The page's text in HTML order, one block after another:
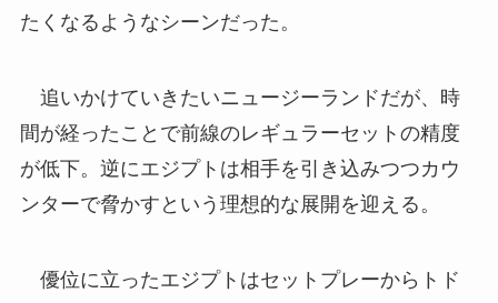
たくなるようなシーンだった。
追いかけていきたいニュージーランドだが、時
間が経ったことで前線のレギュラーセットの精度
が低下。逆にエジプトは相手を引き込みつつカウ
ンターで脅かすという理想的な展開を迎える。
優位に立ったエジプトはセットプレーからトド